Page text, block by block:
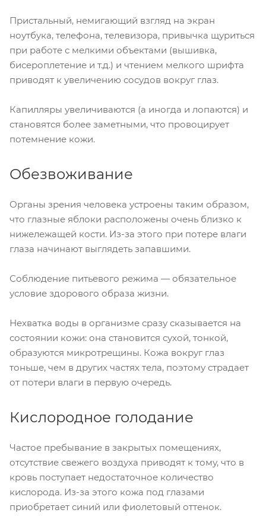
Пристальный, немигающий взгляд на экран
ноутбука, телефона, телевизора, привычка щуриться
при работе с мелкими объектами (вышивка,
бисероплетение и т.д.) и чтением мелкого шрифта
приводят к увеличению сосудов вокруг глаз.
Капилляры увеличиваются (а иногда и лопаются) и
становятся более заметными, что провоцирует
потемнение кожи.
Обезвоживание
Органы зрения человека устроены таким образом,
что глазные яблоки расположены очень близко к
нижележащей кости. Из-за этого при потере влаги
глаза начинают выглядеть запавшими.
Соблюдение питьевого режима — обязательное
условие здорового образа жизни.
Нехватка воды в организме сразу сказывается на
состоянии кожи: она становится сухой, тонкой,
образуются микротрещины. Кожа вокруг глаз
тоньше, чем в других частях тела, поэтому страдает
от потери влаги в первую очередь.
Кислородное голодание
Частое пребывание в закрытых помещениях,
отсутствие свежего воздуха приводят к тому, что в
кровь поступает недостаточное количество
кислорода. Из-за этого кожа под глазами
приобретает синий или фиолетовый оттенок.